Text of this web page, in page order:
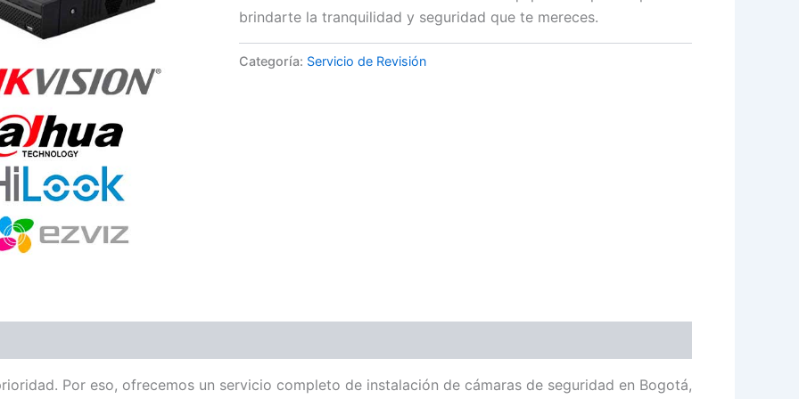
brindarte la tranquilidad y seguridad que te mereces.
Categoría: Servicio de Revisión
Por eso, ofrecemos un servicio completo de instalación de cámaras de seguridad en Bogotá,